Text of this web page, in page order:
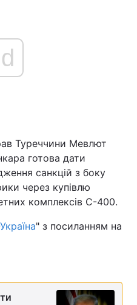
Війна
Політика
Туреччини Мевлют
готова дати
санкцій з боку
через купівлю
комплексів С-400.
" з посиланням на